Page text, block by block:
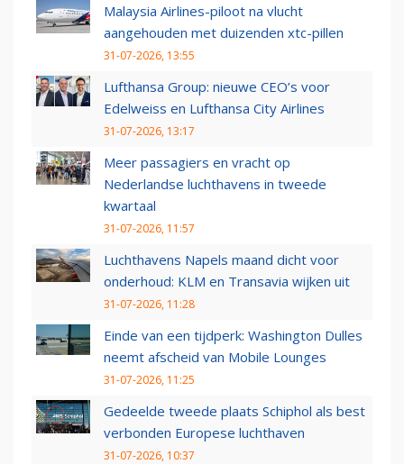
Malaysia Airlines-piloot na vlucht
aangehouden met duizenden xtc-pillen
31-07-2026, 13:55
Lufthansa Group: nieuwe CEO’s voor
Edelweiss en Lufthansa City Airlines
31-07-2026, 13:17
Meer passagiers en vracht op
Nederlandse luchthavens in tweede
kwartaal
31-07-2026, 11:57
Luchthavens Napels maand dicht voor
onderhoud: KLM en Transavia wijken uit
31-07-2026, 11:28
Einde van een tijdperk: Washington Dulles
neemt afscheid van Mobile Lounges
31-07-2026, 11:25
Gedeelde tweede plaats Schiphol als best
verbonden Europese luchthaven
31-07-2026, 10:37